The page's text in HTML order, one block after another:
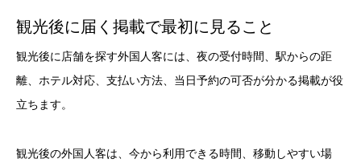
観光後に届く掲載で最初に見ること
観光後に店舗を探す外国人客には、夜の受付時間、駅からの距
離、ホテル対応、支払い方法、当日予約の可否が分かる掲載が役
立ちます。
観光後の外国人客は、今から利用できる時間、移動しやすい場